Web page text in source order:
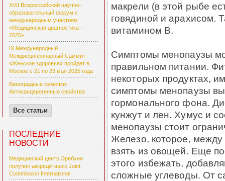
XVII Всероссийский научно-
образовательный форум с
международным участием
«Медицинская диагностика –
2025»
IX Международный
Междисциплинарный Саммит
«Женское здоровье» пройдет в
Москве с 21 по 23 мая 2025 года
Виноградные семечки:
Антиканцерогенные свойства
Все статьи
ПОСЛЕДНИЕ
НОВОСТИ
Медицинский центр Эребуни
получил аккредитацию Joint
Commission International
макрели (в этой рыбе
говядиной и арахисом.
витамином В.
Симптомы менопаузы
правильном питании.
некоторых продуктах,
симптомы менопаузы
гормонального фона.
кунжут и лен. Хумус и
менопаузы стоит
Железо, которое,
взять из овощей. Еще
этого избежать,
сложные углеводы. От